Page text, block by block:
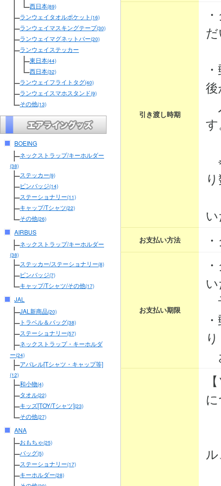
西日本(89)
ランウェイタオルポケット (16)
ランウェイマスキングテープ(30)
ランウェイマグネットバー(20)
ランウェイステッカー
東日本(44)
西日本(32)
ランウェイフライトタグ(40)
ランウェイスマホスタンド(9)
その他(13)
BOEING
ネックストラップ/キーホルダー
(38)
ステッカー(9)
ピンバッジ(14)
ステーショナリー(11)
キャップ/Tシャツ(22)
その他(26)
AIRBUS
ネックストラップ/キーホルダー
(38)
ステッカー/ステーショナリー(8)
ピンバッジ(7)
キャップ/Tシャツ/その他(17)
JAL
JAL新商品(20)
トラベル＆バッグ(38)
ステーショナリー(57)
ネックストラップ・キーホルダ
ー(24)
アパレル[Tシャツ・キャップ等]
(12)
和小物(4)
タオル(22)
キッズ[TOY/Tシャツ](23)
その他(27)
ANA
おもちゃ(25)
バッグ(5)
ステーショナリー(17)
キーホルダー(28)
引き渡し時期
お支払い方法
お支払い期限